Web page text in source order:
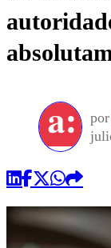
por